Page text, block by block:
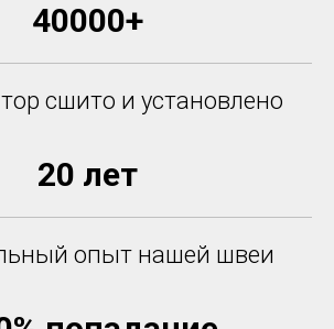
40000+
сшито и установлено
20 лет
опыт нашей швеи